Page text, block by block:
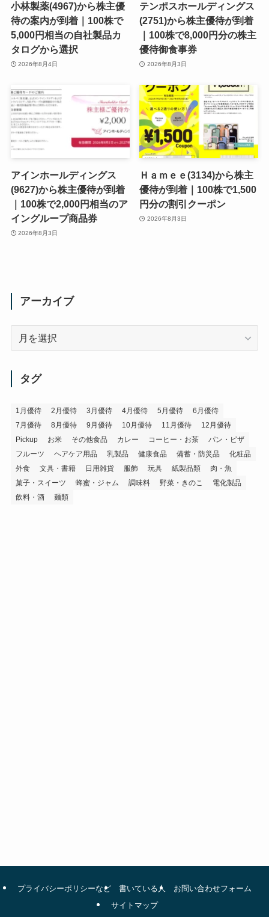
小林製薬(4967)から株主優
待の案内が到着｜100株で
5,000円相当の自社製品カ
タログから選択
2026年8月4日
テンポスホールディングス
(2751)から株主優待が到着
｜100株で8,000円分の株主
優待御食事券
2026年8月3日
アインホールディングス
(9627)から株主優待が到着
｜100株で2,000円相当のア
イングループ商品券
2026年8月3日
Ｈａｍｅｅ(3134)から株主
優待が到着｜100株で1,500
円分の割引クーポン
2026年8月3日
アーカイブ
タグ
1月優待 2月優待 3月優待 4月優待 5月優待
6月優待
7月優待
8月優待 9月優待 10月優待 11月優待
12月優待
Pickup
お米 その他食品 カレー コーヒー・お茶
パン・ピザ
フルーツ
ヘアケア用品 乳製品 健康食品 備蓄・防災品
化粧品
外食
文具・書籍 日用雑貨 服飾 玩具 紙製品類
肉・魚
菓子・スイーツ
蜂蜜・ジャム 調味料 野菜・きのこ
電化製品
飲料・酒
麺類
プライバシーポリシーなど 書いている人
お問い合わせフォーム
サイトマップ